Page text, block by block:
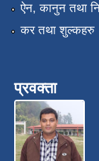
ऐन, कानुन तथा
कर तथा शुल्कहरु
प्रवक्ता